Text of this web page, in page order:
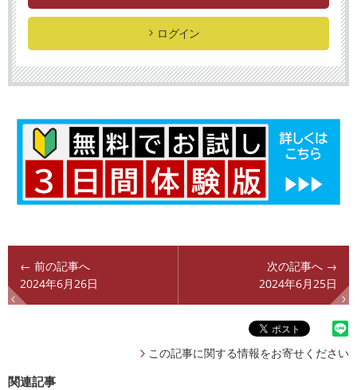
ログイン
← 前の記事へ
2024年6月26日
次の記事へ →
2024年6月25日
この記事に関する情報をお寄せください
関連記事